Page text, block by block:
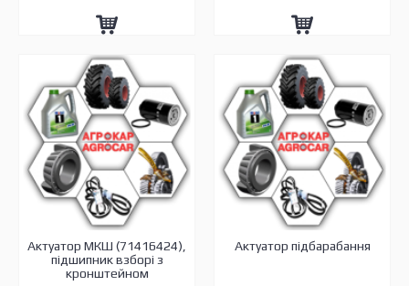
Актуатор МКШ (71416424),
підшипник взборі з
кронштейном
Актуатор підбарабання